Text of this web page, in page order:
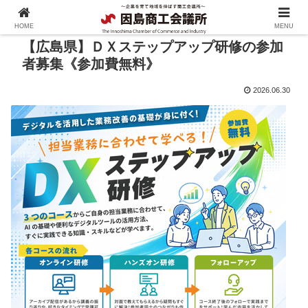
【広島県】ＤＸステップアップ研修の参加
者募集《参加費無料》
2026.06.30
HOME MENU